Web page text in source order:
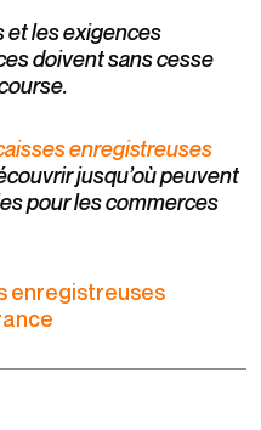
et les exigences
doivent sans cesse
enregistreuses
jusqu’où peuvent
pour les commerces
enregistreuses